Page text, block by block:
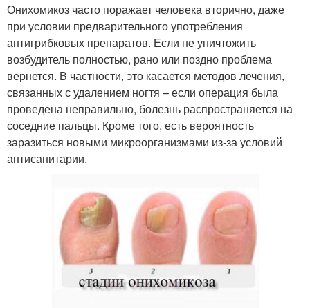
Онихомикоз часто поражает человека вторично, даже
при условии предварительного употребления
антигрибковых препаратов. Если не уничтожить
возбудитель полностью, рано или поздно проблема
вернется. В частности, это касается методов лечения,
связанных с удалением ногтя – если операция была
проведена неправильно, болезнь распространяется на
соседние пальцы. Кроме того, есть вероятность
заразиться новыми микроорганизмами из-за условий
антисанитарии.